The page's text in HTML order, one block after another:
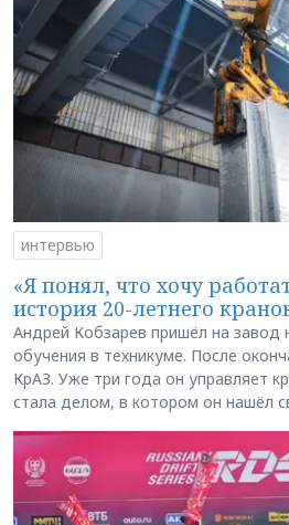
интервью
«Я понял, что хочу
история 20-летнего
Андрей Кобзарев пришёл на завод
обучения в техникуме. После
КрАЗ. Уже три года он управляет
стала делом, в котором он нашёл